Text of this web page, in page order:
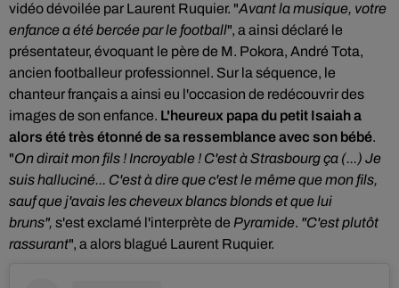
vidéo dévoilée par Laurent Ruquier. "Avant la musique, votre
enfance a été bercée par le football", a ainsi déclaré le
présentateur, évoquant le père de M. Pokora, André Tota,
ancien footballeur professionnel. Sur la séquence, le
chanteur français a ainsi eu l'occasion de redécouvrir des
images de son enfance. L'heureux papa du petit Isaiah a
alors été très étonné de sa ressemblance avec son bébé.
"On dirait mon fils ! Incroyable ! C'est à Strasbourg ça (...) Je
suis halluciné... C'est à dire que c'est le même que mon fils,
sauf que j'avais les cheveux blancs blonds et que lui
bruns", s'est exclamé l'interprète de Pyramide. "C'est plutôt
rassurant", a alors blagué Laurent Ruquier.